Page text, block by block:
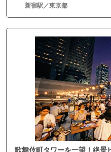
新宿駅／東京都
歌舞伎町タワーを一望！絶景